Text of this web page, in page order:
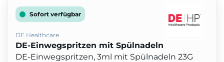
Sofort verfügbar
DE Healthcare
DE-Einwegspritzen mit Spülnadeln
DE-Einwegspritzen, 3ml mit Spülnadeln 23G